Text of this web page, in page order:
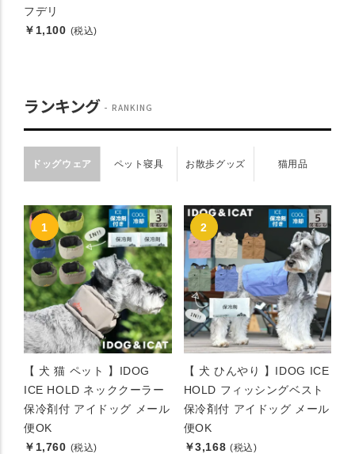
フデリ
￥1,100 (税込)
ランキング RANKING
ドッグウェア ペット寝具 お散歩グッズ 猫用品
【 犬 猫 ペット 】IDOG
ICE HOLD ネッククーラー
保冷剤付 アイドッグ メール
便OK
￥1,760 (税込)
【 犬 ひんやり 】IDOG ICE
HOLD フィッシングベスト
保冷剤付 アイドッグ メール
便OK
￥3,168 (税込)